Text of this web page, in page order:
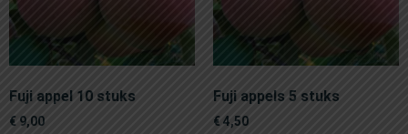
Fuji appel 10 stuks
€ 9,00
Fuji appels 5 stuks
€4,50